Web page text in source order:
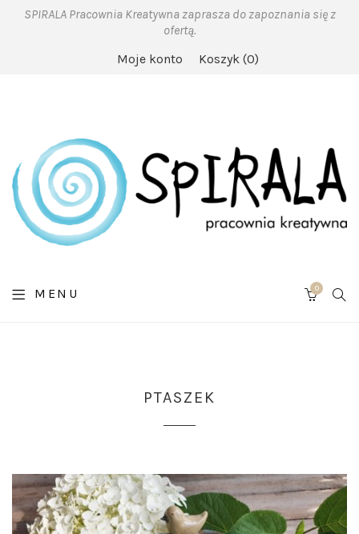
SPIRALA Pracownia Kreatywna zaprasza do zapoznania się z
ofertą.
Moje konto
Koszyk 0
MENU 0
PTASZEK